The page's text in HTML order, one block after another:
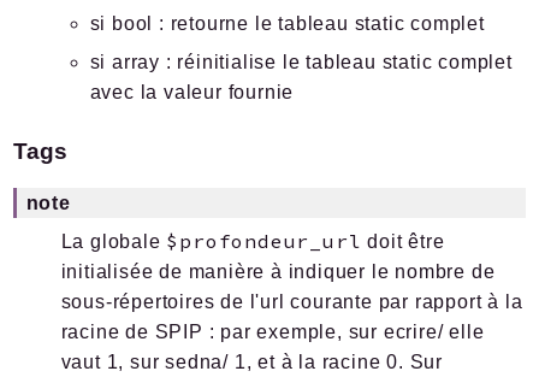
si bool : retourne le tableau static complet
si array : réinitialise le tableau static complet
avec la valeur fournie
Tags
note
La globale $profondeur_url doit être
initialisée de manière à indiquer le nombre de
sous-répertoires de l'url courante par rapport à la
racine de SPIP : par exemple, sur ecrire/ elle
vaut 1, sur sedna/ 1, et à la racine 0. Sur